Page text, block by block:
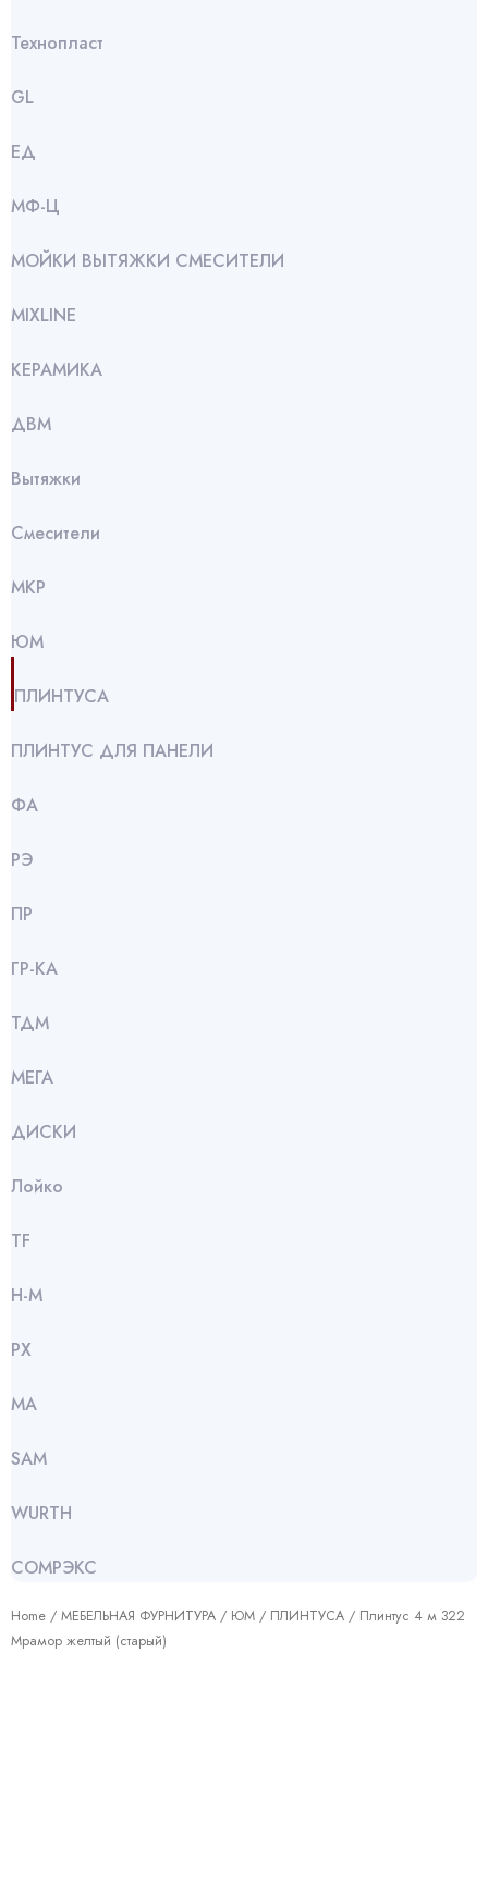
Технопласт
GL
ЕД
МФ-Ц
МОЙКИ ВЫТЯЖКИ СМЕСИТЕЛИ
МIXLINE
КЕРАМИКА
ДВМ
Вытяжки
Смесители
МКР
ЮМ
ПЛИНТУСА
ПЛИНТУС ДЛЯ ПАНЕЛИ
ФА
РЭ
ПР
ГР-КА
ТДМ
МЕГА
ДИСКИ
Лойко
TF
Н-М
РХ
МА
SАМ
WURTH
СОМРЭКС
Home / МЕБЕЛЬНАЯ ФУРНИТУРА / ЮМ / ПЛИНТУСА / Плинтус 4 м 322
Мрамор желтый (старый)